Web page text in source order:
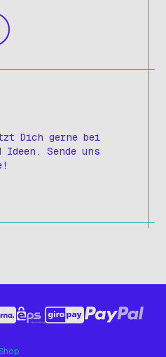
Dich gerne bei
Ideen. Sende uns